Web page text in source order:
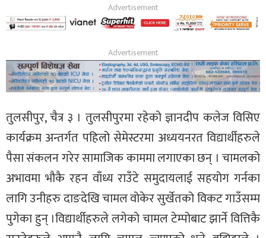
तुलसीपुर, चैत्र ३ । तुलसीपुरमा रहेको ज्ञानदीप कलेज विसिए
कार्यक्रम अन्तर्गत पहिलो सेमेस्टरमा अध्ययनरत विद्यार्थीहरुले
पैसा संकलन गरेर सामाजिक काममा लगाएका छन् । चामलको
अभावमा भौकै रहन वाँध्य राउँटे समुदायलाई सहयोग गर्नका
लागि उनीहरु दाङदेखि चामल वोकेर सुर्खेतको विकट गाउँसम्म
पुगेका हुन् ।विद्यार्थीहरुले लगेको चामल टेम्पोबाट झार्ने वित्तिकै